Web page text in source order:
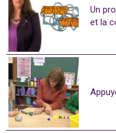
Un
et la